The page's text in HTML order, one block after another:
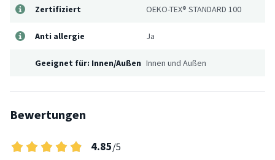
Zertifiziert
OEKO-TEX® STANDARD 100
Anti allergie Ja
Geeignet für: Innen/Außen Innen und Außen
Bewertungen
4.85/5